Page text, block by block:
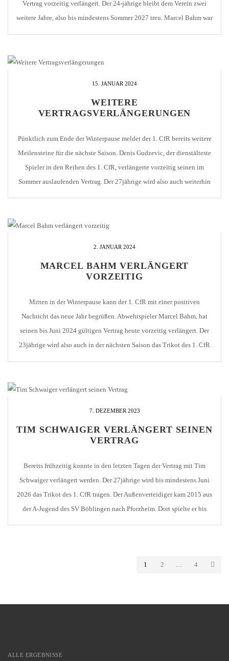
Vertrag vorzeitig verlängert. Der 24-jährige bleibt dem Verein zwei
weitere Jahre, also bis mindestens Sommer 2027 treu. Marcel Bahm war
Außenverteidiger schnell zum […]
15. JANUAR 2024
WEITERE
VERTRAGSVERLÄNGERUNGEN
Pünktlich zum Ende der Winterpause meldet der 1. CfR bereits weitere
Meilensteine für die nächste Saison. Denis Gudzevic, der dienstälteste
Spieler in den Reihen des 1. CfR, verlängerte vorzeitig seinen im
Sommer auslaufenden Vertrag. Der 27jährige wird also auch weiterhin
2. JANUAR 2024
MARCEL BAHM VERLÄNGERT
VORZEITIG
Mitten in der Winterpause kann der 1. CfR mit einer positiven
Nachricht das neue Jahr begrüßen. Abwehrspieler Marcel Bahm, hat
seinen bis Juni 2024 gültigen Vertrag heute vorzeitig verlängert. Der
23jährige wird also auch in der nächsten Saison das Trikot des 1. CfR
7. DEZEMBER 2023
TIM SCHWAIGER VERLÄNGERT SEINEN
VERTRAG
Bereits frühzeitig konnte in den letzten Tagen der Vertrag mit Tim
Schwaiger verlängert werden. Der 27jährige wird bis mindestens Juni
2026 das Trikot des 1. CfR tragen. Der Außenverteidiger kam 2015 aus
der A-Jugend des SV Böblingen nach Pforzheim. Dort spielte er bis
1 2 4
ALLE ERGEBNISSE